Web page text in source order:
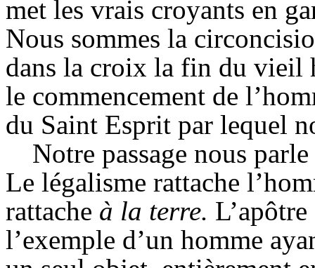
met les vrais croyants en
Nous sommes la
dans la croix la fin du vieil
le commencement de
du Saint Esprit par lequel
Notre passage nous
Le légalisme rattache
rattache à la terre.
l’exemple d’un homme